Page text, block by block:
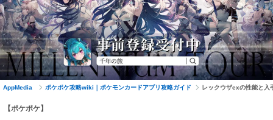
AppMedia ポケポケ攻略wiki｜ポケモンカードアプリ攻略ガイド レックウザexの性能と入
【ポケポケ】